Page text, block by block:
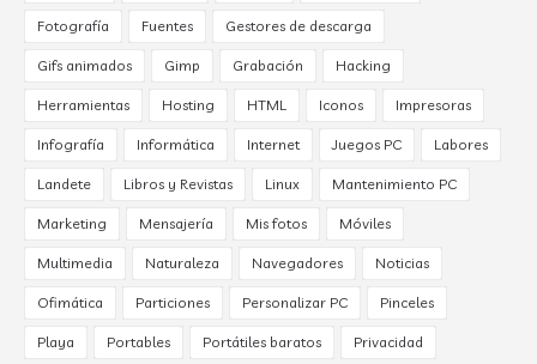
Fotografía Fuentes Gestores de descarga
Gifs animados Gimp Grabación Hacking
Herramientas Hosting HTML Iconos Impresoras
Infografía Informática Internet Juegos PC Labores
Landete Libros y Revistas Linux Mantenimiento PC
Marketing Mensajería Mis fotos Móviles
Multimedia Naturaleza Navegadores Noticias
Ofimática Particiones Personalizar PC Pinceles
Playa Portables Portátiles baratos Privacidad